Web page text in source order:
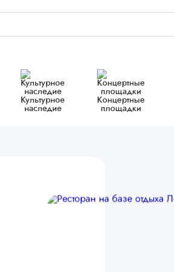
Культурное
наследие
Концертные
площадки